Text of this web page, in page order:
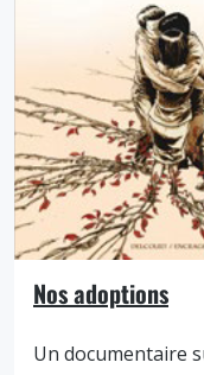
Nos adoptions
Un documentaire